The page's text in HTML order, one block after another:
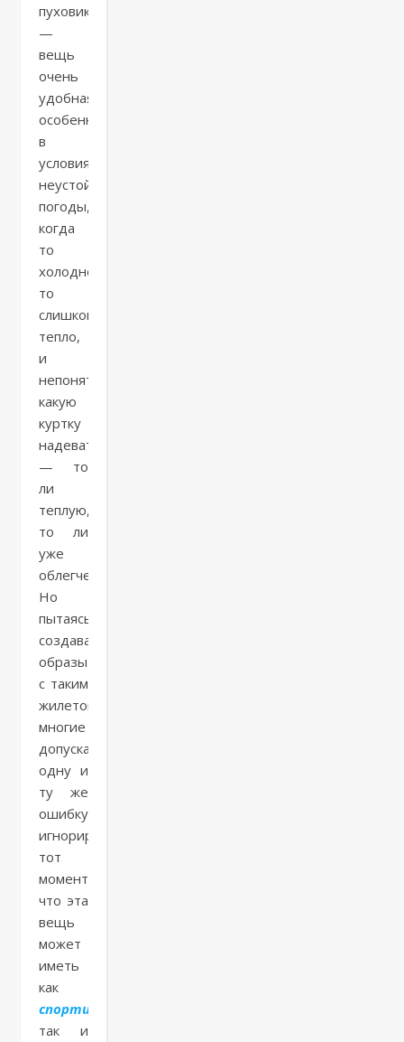
пуховик
—
вещь
очень
удобная,
особенно
в
условиях
неустойчивой
погоды,
когда
то
холодно,
то
слишком
тепло,
и
непонятно,
какую
куртку
надевать
— то
ли
теплую,
то ли
уже
облегченную.
Но
пытаясь
создавать
образы
с таким
жилетом,
многие
допускают
одну и
ту же
ошибку:
игнорируют
тот
момент,
что эта
вещь
может
иметь
как
спортивную
так и